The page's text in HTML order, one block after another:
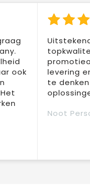
ook
levering
te
Noot